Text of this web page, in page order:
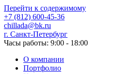
Перейти к содержимому
+7 (812) 600-45-36
chillada@bk.ru
г. Санкт-Петербург
Часы работы: 9:00 - 18:00
О компании
Портфолио